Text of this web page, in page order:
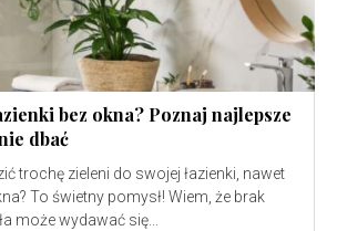
bez okna? Poznaj najlepsze
dbać
trochę zieleni do swojej łazienki, nawet
To świetny pomysł! Wiem, że brak
może wydawać się...